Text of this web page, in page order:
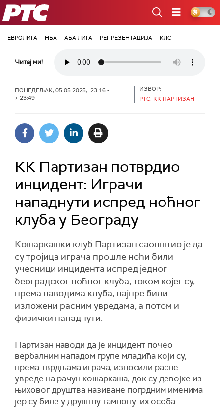
РТС
ЕВРОЛИГА НБА АБА ЛИГА РЕПРЕЗЕНТАЦИЈА КЛС
Читај ми!
ПОНЕДЕЉАК, 05.05.2025, 23:16 -
> 23:49
ИЗВОР:
РТС, КК ПАРТИЗАН
КК Партизан потврдио
инцидент: Играчи
нападнути испред ноћног
клуба у Београду
Кошаркашки клуб Партизан саопштио је да
су тројица играча прошле ноћи били
учесници инцидента испред једног
београдског ноћног клуба, током којег су,
према наводима клуба, најпре били
изложени расним увредама, а потом и
физички нападнути.
Партизан наводи да је инцидент почео
вербалним нападом групе младића који су,
према тврдњама играча, износили расне
увреде на рачун кошаркаша, док су девојке из
њиховог друштва називане погрдним именима
јер су биле у друштву тамнопутих особа.